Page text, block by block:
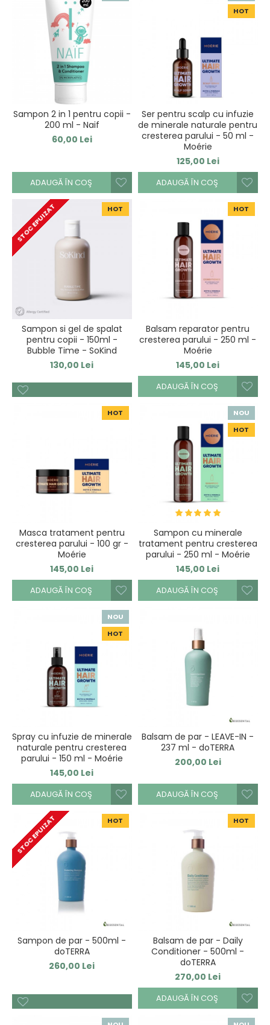
Sampon 2 in 1 pentru copii -
200 ml - Naif
60,00 Lei
ADAUGĂ ÎN COŞ
HOT
Ser pentru scalp cu infuzie
de minerale naturale pentru
cresterea parului - 50 ml -
Moérie
125,00 Lei
ADAUGĂ ÎN COŞ
HOT
STOC EPUIZAT
Sampon si gel de spalat
pentru copii - 150ml -
Bubble Time - SoKind
130,00 Lei
HOT
Balsam reparator pentru
cresterea parului - 250 ml -
Moérie
145,00 Lei
ADAUGĂ ÎN COŞ
HOT
Masca tratament pentru
cresterea parului - 100 gr -
Moérie
145,00 Lei
ADAUGĂ ÎN COŞ
NOU
HOT
Sampon cu minerale
tratament pentru cresterea
parului - 250 ml - Moérie
145,00 Lei
ADAUGĂ ÎN COŞ
NOU
HOT
Spray cu infuzie de minerale
naturale pentru cresterea
parului - 150 ml - Moérie
145,00 Lei
ADAUGĂ ÎN COŞ
Balsam de par - LEAVE-IN -
237 ml - doTERRA
200,00 Lei
ADAUGĂ ÎN COŞ
HOT
STOC EPUIZAT
Sampon de par - 500ml -
doTERRA
260,00 Lei
HOT
Balsam de par - Daily
Conditioner - 500ml -
doTERRA
270,00 Lei
ADAUGĂ ÎN COŞ